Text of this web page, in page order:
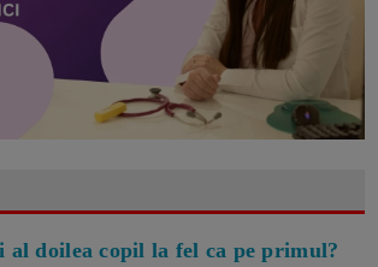
al doilea copil la fel ca pe primul?